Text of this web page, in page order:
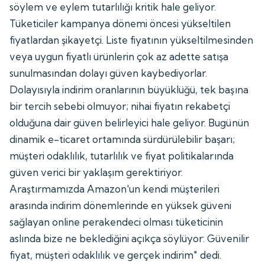
söylem ve eylem tutarlılığı kritik hale geliyor.
Tüketiciler kampanya dönemi öncesi yükseltilen
fiyatlardan şikayetçi. Liste fiyatının yükseltilmesinden
veya uygun fiyatlı ürünlerin çok az adette satışa
sunulmasından dolayı güven kaybediyorlar.
Dolayısıyla indirim oranlarının büyüklüğü, tek başına
bir tercih sebebi olmuyor; nihai fiyatın rekabetçi
olduğuna dair güven belirleyici hale geliyor. Bugünün
dinamik e-ticaret ortamında sürdürülebilir başarı;
müşteri odaklılık, tutarlılık ve fiyat politikalarında
güven verici bir yaklaşım gerektiriyor.
Araştırmamızda Amazon'un kendi müşterileri
arasında indirim dönemlerinde en yüksek güveni
sağlayan online perakendeci olması tüketicinin
aslında bize ne beklediğini açıkça söylüyor: Güvenilir
fiyat, müşteri odaklılık ve gerçek indirim" dedi.